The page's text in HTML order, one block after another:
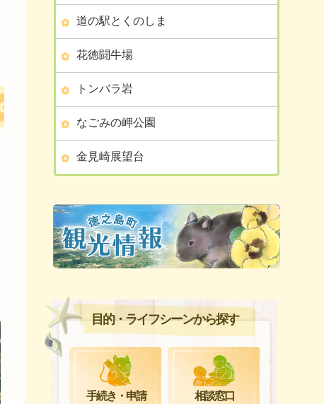
道の駅とくのしま
花徳闘牛場
トンバラ岩
なごみの岬公園
金見崎展望台
目的・ライフシーンから探す
手続き・申請 相談窓口